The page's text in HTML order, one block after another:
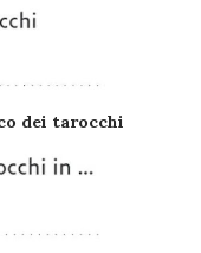
dei tarocchi